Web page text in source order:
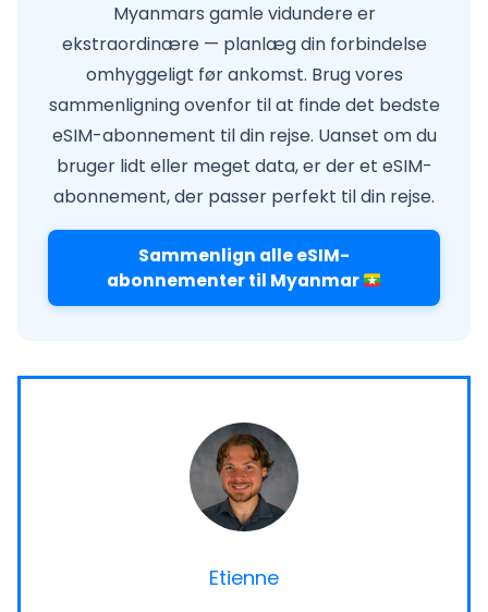
Myanmars gamle vidundere er
ekstraordinære — planlæg din forbindelse
omhyggeligt før ankomst. Brug vores
sammenligning ovenfor til at finde det bedste
eSIM-abonnement til din rejse. Uanset om du
bruger lidt eller meget data, er der et eSIM-
abonnement, der passer perfekt til din rejse.
Sammenlign alle eSIM-
abonnementer til Myanmar
Etienne